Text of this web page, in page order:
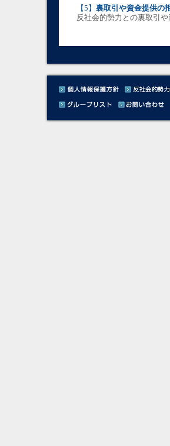
【5】 裏取引や資金提供の
反社会的勢力との裏取引